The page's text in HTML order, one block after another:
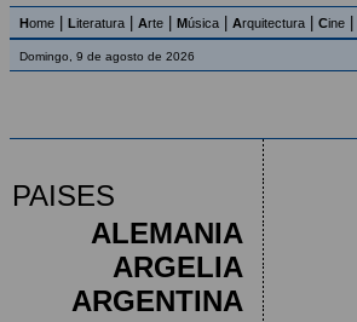
Home Literatura Arte Música Arquitectura Cine
Domingo, 9 de agosto de 2026
PAISES
ALEMANIA
ARGELIA
ARGENTINA